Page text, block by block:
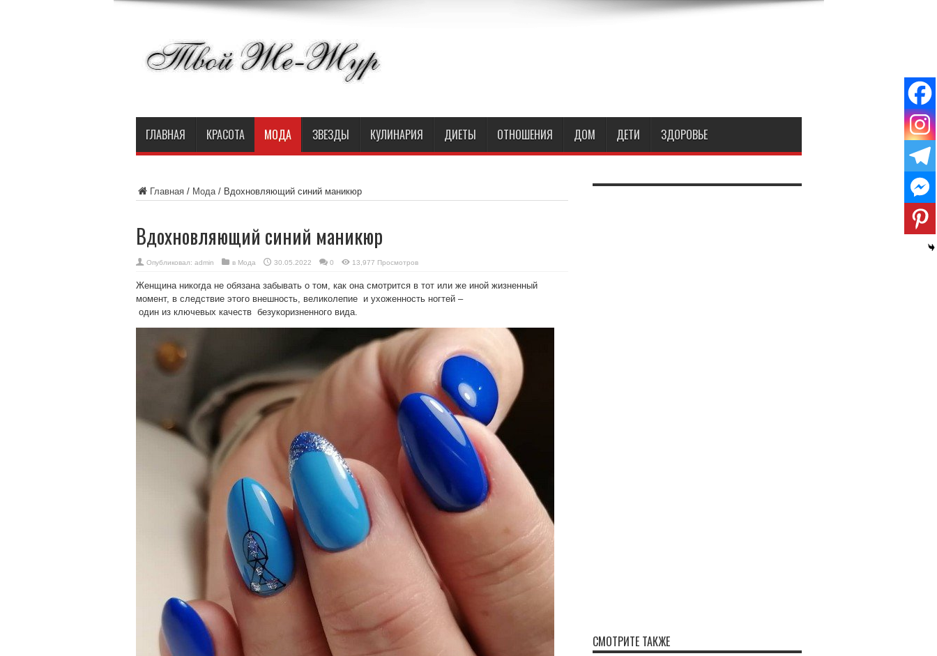
ГЛАВНАЯ КРАСОТА МОДА ЗВЕЗДЫ КУЛИНАРИЯ ДИЕТЫ ОТНОШЕНИЯ ДОМ ДЕТИ ЗДОРОВЬЕ
Главная/ Мода/ Вдохновляющий синий маникюр
Вдохновляющий синий маникюр
Опубликовал: admin в Мода 30.05.2022 0 13,977 Просмотров
Женщина никогда не обязана забывать о том, как она смотрится в тот или же иной жизненный
момент, в следствие этого внешность, великолепие и ухоженность ногтей –
один из ключевых качеств безукоризненного вида.
СМОТРИТЕ ТАКЖЕ